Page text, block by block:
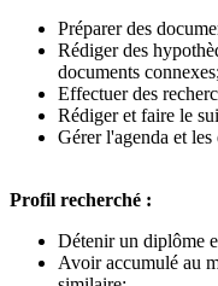
Préparer des
Rédiger des
documents connexes;
Effectuer des
Rédiger et faire le
Gérer l'agenda et les
Profil recherché :
Détenir un diplôme
Avoir accumulé au